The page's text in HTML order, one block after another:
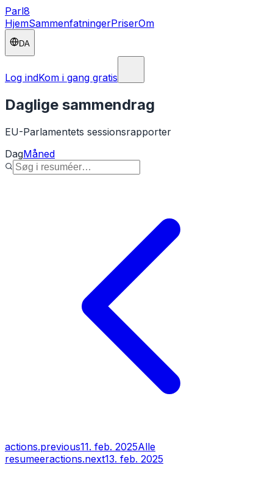
Parl8
HjemSammenfatningerPriserOm
DA
Log indKom i gang gratis
Daglige sammendrag
EU-Parlamentets sessionsrapporter
DagMåned
actions.previous11. feb. 2025Alle
resumeeractions.next13. feb. 2025